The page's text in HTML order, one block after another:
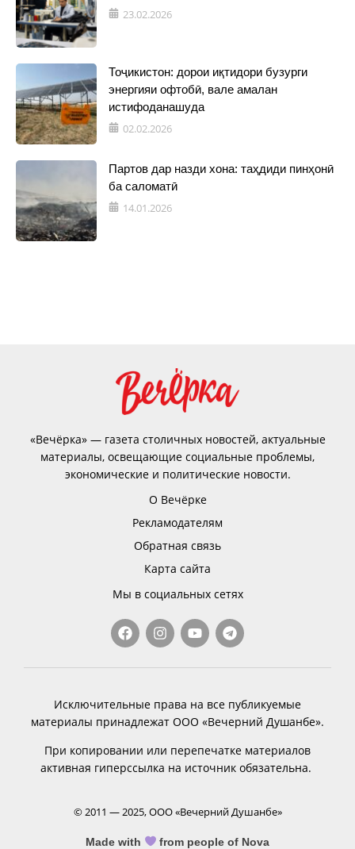
23.02.2026
Тоҷикистон: дорои иқтидори бузурги
энергияи офтобӣ, вале амалан
истифоданашуда
02.02.2026
Партов дар назди хона: таҳдиди пинҳонӣ
ба саломатӣ
14.01.2026
«Вечёрка» — газета столичных новостей, актуальные
материалы, освещающие социальные проблемы,
экономические и политические новости.
О Вечёрке
Рекламодателям
Обратная связь
Карта сайта
Мы в социальных сетях
Исключительные права на все публикуемые
материалы принадлежат ООО «Вечерний Душанбе».
При копировании или перепечатке материалов
активная гиперссылка на источник обязательна.
© 2011 — 2025, ООО «Вечерний Душанбе»
Made with from people of Nova